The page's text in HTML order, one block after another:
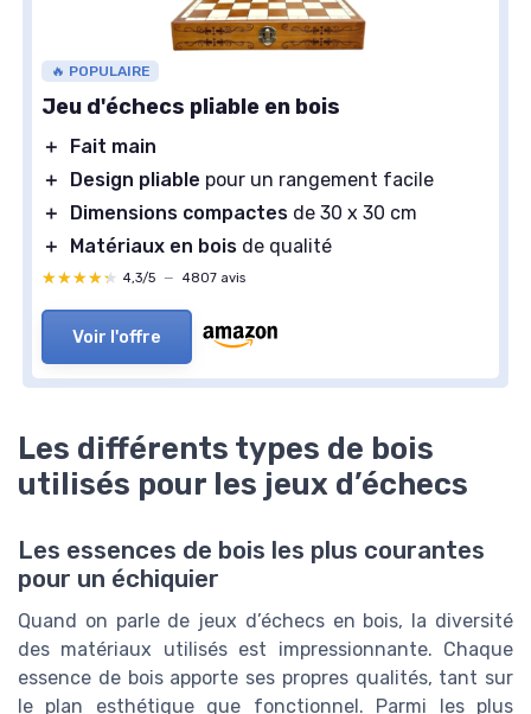
🔥 POPULAIRE
Jeu d'échecs pliable en bois
＋
Fait main
＋
Design pliable pour un rangement facile
＋
Dimensions compactes de 30 x 30 cm
＋
Matériaux en bois de qualité
★★★★★
★★★★★ 4,3/5 — 4807 avis
Voir l'offre
Les différents types de bois
utilisés pour les jeux d’échecs
Les essences de bois les plus courantes
pour un échiquier
Quand on parle de jeux d’échecs en bois, la diversité
des matériaux utilisés est impressionnante. Chaque
essence de bois apporte ses propres qualités, tant sur
le plan esthétique que fonctionnel. Parmi les plus